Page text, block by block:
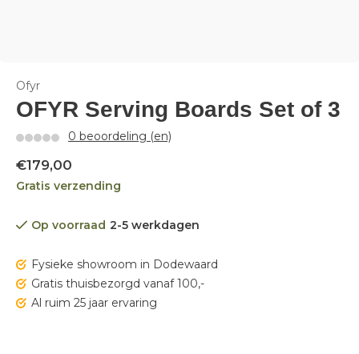
Ofyr
OFYR Serving Boards Set of 3
0 beoordeling (en)
€179,00
Gratis verzending
Op voorraad 2-5 werkdagen
Fysieke showroom in Dodewaard
Gratis thuisbezorgd vanaf 100,-
Al ruim 25 jaar ervaring